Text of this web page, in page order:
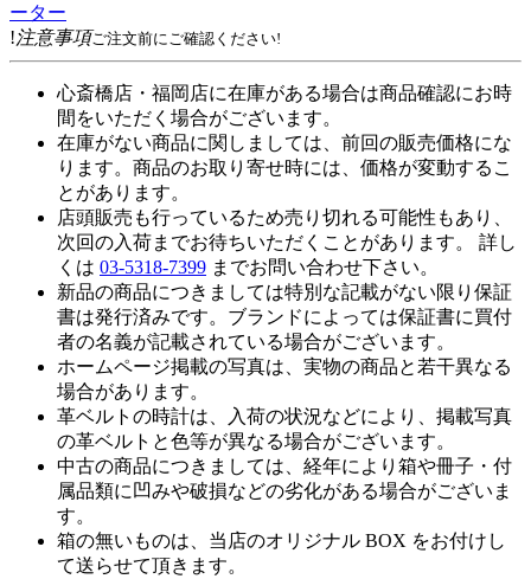
ーター
!注意事項ご注文前にご確認ください!
心斎橋店・福岡店に在庫がある場合は商品確認にお時
間をいただく場合がございます。
在庫がない商品に関しましては、前回の販売価格にな
ります。商品のお取り寄せ時には、価格が変動するこ
とがあります。
店頭販売も行っているため売り切れる可能性もあり、
次回の入荷までお待ちいただくことがあります。 詳し
くは 03-5318-7399 までお問い合わせ下さい。
新品の商品につきましては特別な記載がない限り保証
書は発行済みです。ブランドによっては保証書に買付
者の名義が記載されている場合がございます。
ホームページ掲載の写真は、実物の商品と若干異なる
場合があります。
革ベルトの時計は、入荷の状況などにより、掲載写真
の革ベルトと色等が異なる場合がございます。
中古の商品につきましては、経年により箱や冊子・付
属品類に凹みや破損などの劣化がある場合がございま
す。
箱の無いものは、当店のオリジナル BOX をお付けし
て送らせて頂きます。